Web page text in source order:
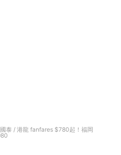
國泰 / 港龍 fanfares $780起！福岡